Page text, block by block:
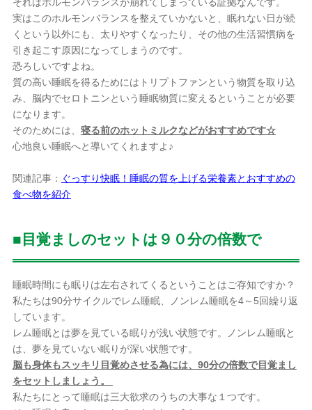
実はこのホルモンバランスを整えていかないと、眠れない日が続
くという以外にも、太りやすくなったり、その他の生活習慣病を
引き起こす原因になってしまうのです。
恐ろしいですよね。
質の高い睡眠を得るためにはトリプトファンという物質を取り込
み、脳内でセロトニンという睡眠物質に変えるということが必要
になります。
そのためには、 寝る前のホットミルクなどがおすすめです☆
心地良い睡眠へと導いてくれますよ♪
関連記事： ぐっすり快眠！睡眠の質を上げる栄養素とおすすめの
食べ物を紹介
■目覚ましのセットは９０分の倍数で
睡眠時間にも眠りは左右されてくるということはご存知ですか？
私たちは90分サイクルでレム睡眠、ノンレム睡眠を4～5回繰り返
しています。
レム睡眠とは夢を見ている眠りが浅い状態です。ノンレム睡眠と
は、夢を見ていない眠りが深い状態です。
脳も身体もスッキリ目覚めさせる為には、90分の倍数で目覚まし
をセットしましょう。
私たちにとって睡眠は三大欲求のうちの大事な１つです。